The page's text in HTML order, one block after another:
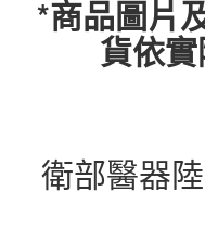
*商品圖片
貨依
衛部醫器